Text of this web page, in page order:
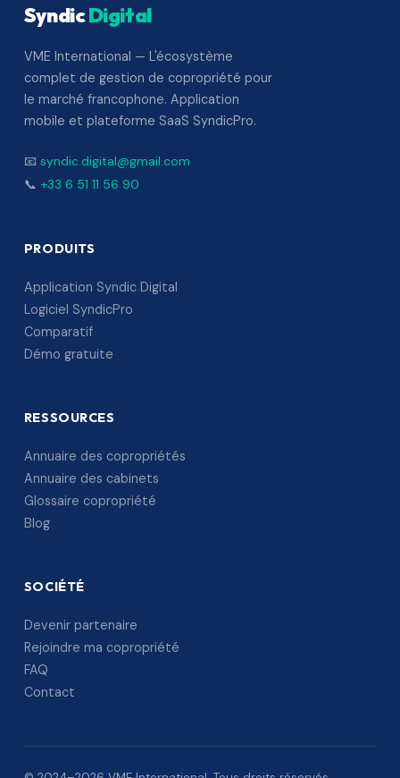
SyndicDigital
VME International — L'écosystème
complet de gestion de copropriété pour
le marché francophone. Application
mobile et plateforme SaaS SyndicPro.
📧 syndic.digital@gmail.com
📞 +33 6 51 11 56 90
PRODUITS
Application Syndic Digital
Logiciel SyndicPro
Comparatif
Démo gratuite
RESSOURCES
Annuaire des copropriétés
Annuaire des cabinets
Glossaire copropriété
Blog
SOCIÉTÉ
Devenir partenaire
Rejoindre ma copropriété
FAQ
Contact